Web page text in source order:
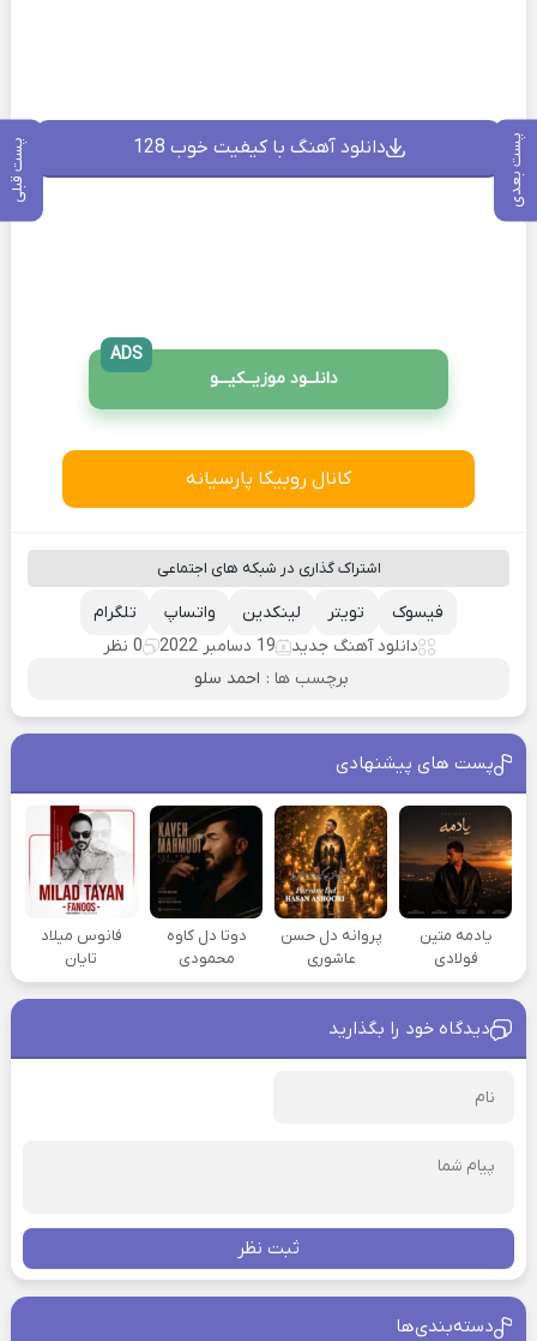
پست بعدی پست قبلی دانلود آهنگ با کیفیت خوب 128
دانلــود موزیــکیـــو
ADS
کانال روبیکا پارسیانه
اشتراک گذاری در شبکه های اجتماعی
تلگرام واتساپ لینکدین تویتر
فیسوک
دانلود آهنگ جدید
19 دسامبر 2022
0 نظر
برچسب ها : احمد سلو
پست های پیشنهادی
یادمه متین
فولادی
پروانه دل حسن
عاشوری
دوتا دل کاوه
محمودی
فانوس میلاد
تایان
دیدگاه خود را بگذارید
ثبت نظر
دسته‌بندی‌ها